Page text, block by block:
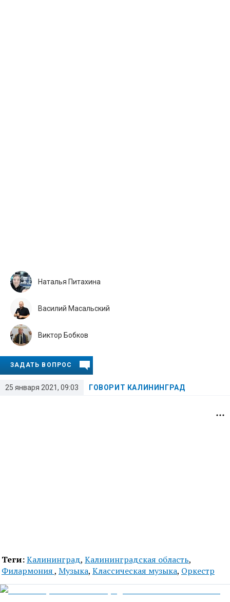
25 января 2021, 09:03 ГОВОРИТ КАЛИНИНГРАД
Наталья Питахина
Василий Масальский
Виктор Бобков
ЗАДАТЬ ВОПРОС
Теги:Калининград, Калининградская область,
Филармония, Музыка, Классическая музыка, Оркестр